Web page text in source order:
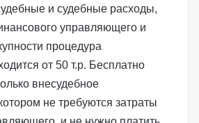
и судебные расходы,
управляющего и
процедура
от 50 т.р. Бесплатно
внесудебное
не требуются затраты